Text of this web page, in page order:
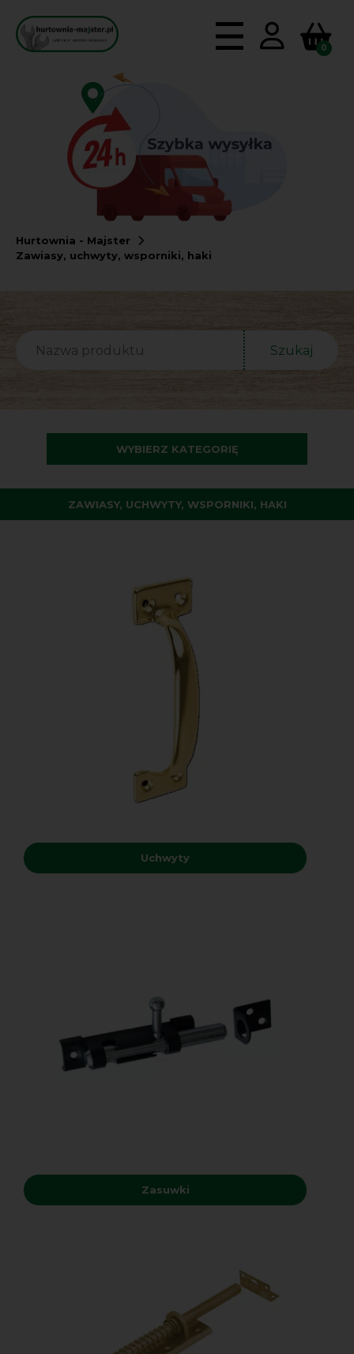
0
Hurtownia - Majster
Zawiasy, uchwyty, wsporniki, haki
WYBIERZ KATEGORIĘ
Szukaj
ZAWIASY, UCHWYTY, WSPORNIKI, HAKI
Uchwyty
Zasuwki